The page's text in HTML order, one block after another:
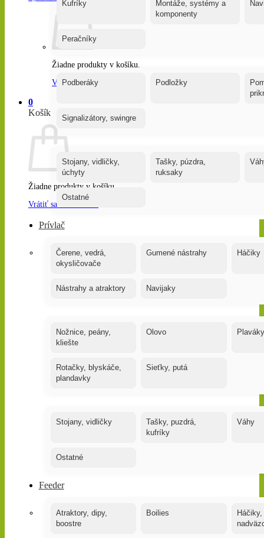
Žiadne produkty v košíku.
Vrátiť sa do obchodu
0
Košík
Žiadne produkty v košíku.
Vrátiť sa do obchodu
Kufríky
Montáže, systémy a
komponenty
Peračníky
Podberáky Podložky
Signalizátory, swingre
Stojany, vidličky,
úchyty
Tašky, púzdra,
ruksaky
Ostatné
Prívlač
Čerene, vedrá,
okysličovače
Gumené nástrahy Háčiky
Nástrahy a atraktory Navijaky
Nožnice, peány,
kliešte
Olovo Plaváky
Rotačky, blyskáče,
plandavky
Sieťky, putá
Stojany, vidličky
Tašky, puzdrá,
kufríky
Váhy
Ostatné
Feeder
Atraktory, dipy,
boostre
Boilies